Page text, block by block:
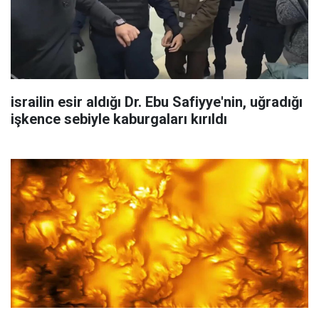
israilin esir aldığı Dr. Ebu Safiyye'nin, uğradığı
işkence sebiyle kaburgaları kırıldı